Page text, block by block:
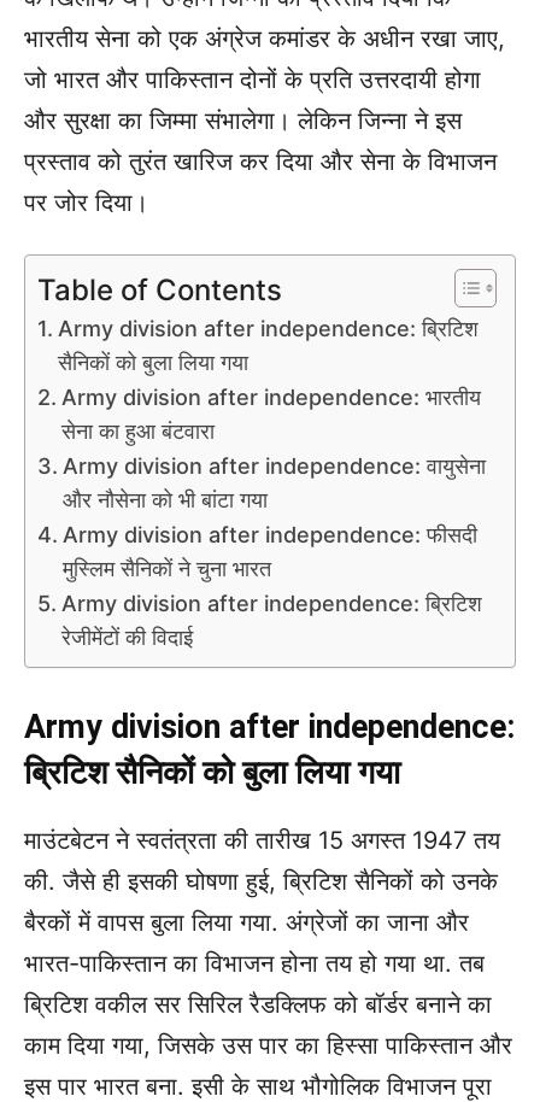
भारतीय सेना को एक अंग्रेज कमांडर के अधीन रखा जाए,
जो भारत और पाकिस्तान दोनों के प्रति उत्तरदायी होगा
और सुरक्षा का जिम्मा संभालेगा। लेकिन जिन्ना ने इस
प्रस्ताव को तुरंत खारिज कर दिया और सेना के विभाजन
पर जोर दिया।
Table of Contents
Army division after independence: ब्रिटिश
सैनिकों को बुला लिया गया
Army division after independence: भारतीय
सेना का हुआ बंटवारा
Army division after independence: वायुसेना
और नौसेना को भी बांटा गया
Army division after independence: फीसदी
मुस्लिम सैनिकों ने चुना भारत
Army division after independence: ब्रिटिश
रेजीमेंटों की विदाई
Army division after independence:
ब्रिटिश सैनिकों को बुला लिया गया
माउंटबेटन ने स्वतंत्रता की तारीख 15 अगस्त 1947 तय
की. जैसे ही इसकी घोषणा हुई, ब्रिटिश सैनिकों को उनके
बैरकों में वापस बुला लिया गया. अंग्रेजों का जाना और
भारत-पाकिस्तान का विभाजन होना तय हो गया था. तब
ब्रिटिश वकील सर सिरिल रैडक्लिफ को बॉर्डर बनाने का
काम दिया गया, जिसके उस पार का हिस्सा पाकिस्तान और
इस पार भारत बना. इसी के साथ भौगोलिक विभाजन पूरा